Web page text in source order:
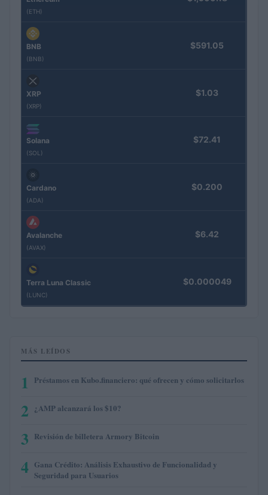
(ETH)
BNB
(BNB)
$591.05
XRP
(XRP)
$1.03
Solana
(SOL)
$72.41
Cardano
(ADA)
$0.200
Avalanche
(AVAX)
$6.42
Terra Luna Classic
(LUNC)
$0.000049
MÁS LEÍDOS
1 Préstamos en Kubo.financiero: qué ofrecen y cómo solicitarlos
2 ¿AMP alcanzará los $10?
3 Revisión de billetera Armory Bitcoin
4 Gana Crédito: Análisis Exhaustivo de Funcionalidad y
Seguridad para Usuarios